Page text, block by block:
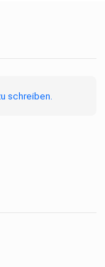
schreiben.